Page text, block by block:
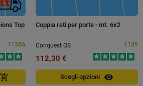
Top
1138A
add_shopping_cart
Coppia reti per porte - mt. 6x2
Conquest OS 1139
112,30 €
Scegli opzioni visibility